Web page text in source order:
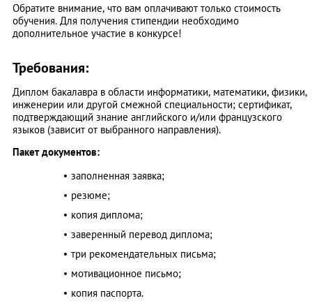
Обратите внимание, что вам оплачивают только стоимость
обучения. Для получения стипендии необходимо
дополнительное участие в конкурсе!
Требования:
Диплом бакалавра в области информатики, математики, физики,
инженерии или другой смежной специальности; сертификат,
подтверждающий знание английского и/или французского
языков (зависит от выбранного направления).
Пакет документов:
заполненная заявка;
резюме;
копия диплома;
заверенный перевод диплома;
три рекомендательных письма;
мотивационное письмо;
копия паспорта.